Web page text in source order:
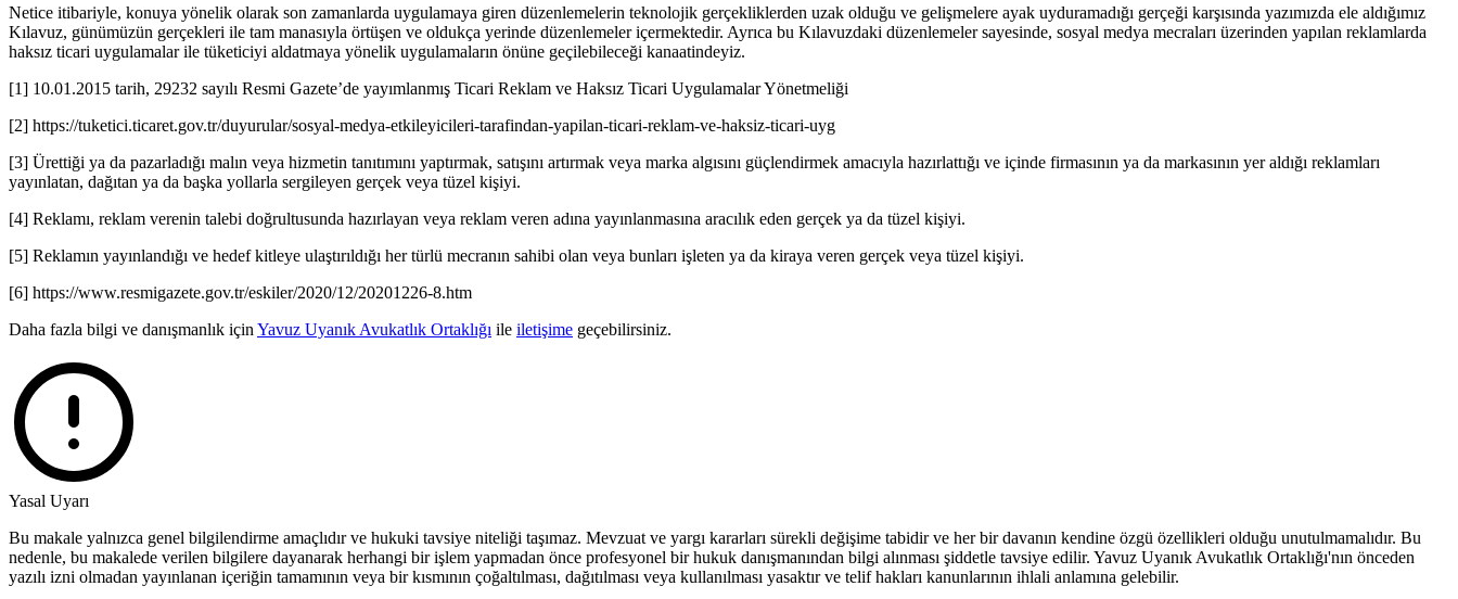
Netice itibariyle, konuya yönelik olarak son zamanlarda uygulamaya giren düzenlemelerin teknolojik gerçekliklerden uzak olduğu ve gelişmelere ayak uyduramadığı gerçeği karşısında yazımızda ele aldığımız
Kılavuz, günümüzün gerçekleri ile tam manasıyla örtüşen ve oldukça yerinde düzenlemeler içermektedir. Ayrıca bu Kılavuzdaki düzenlemeler sayesinde, sosyal medya mecraları üzerinden yapılan reklamlarda
haksız ticari uygulamalar ile tüketiciyi aldatmaya yönelik uygulamaların önüne geçilebileceği kanaatindeyiz.
[1] 10.01.2015 tarih, 29232 sayılı Resmi Gazete’de yayımlanmış Ticari Reklam ve Haksız Ticari Uygulamalar Yönetmeliği
[2] https://tuketici.ticaret.gov.tr/duyurular/sosyal-medya-etkileyicileri-tarafindan-yapilan-ticari-reklam-ve-haksiz-ticari-uyg
[3] Ürettiği ya da pazarladığı malın veya hizmetin tanıtımını yaptırmak, satışını artırmak veya marka algısını güçlendirmek amacıyla hazırlattığı ve içinde firmasının ya da markasının yer aldığı reklamları
yayınlatan, dağıtan ya da başka yollarla sergileyen gerçek veya tüzel kişiyi.
[4] Reklamı, reklam verenin talebi doğrultusunda hazırlayan veya reklam veren adına yayınlanmasına aracılık eden gerçek ya da tüzel kişiyi.
[5] Reklamın yayınlandığı ve hedef kitleye ulaştırıldığı her türlü mecranın sahibi olan veya bunları işleten ya da kiraya veren gerçek veya tüzel kişiyi.
[6] https://www.resmigazete.gov.tr/eskiler/2020/12/20201226-8.htm
Daha fazla bilgi ve danışmanlık için Yavuz Uyanık Avukatlık Ortaklığı ile iletişime geçebilirsiniz.
Yasal Uyarı
Bu makale yalnızca genel bilgilendirme amaçlıdır ve hukuki tavsiye niteliği taşımaz. Mevzuat ve yargı kararları sürekli değişime tabidir ve her bir davanın kendine özgü özellikleri olduğu unutulmamalıdır. Bu
nedenle, bu makalede verilen bilgilere dayanarak herhangi bir işlem yapmadan önce profesyonel bir hukuk danışmanından bilgi alınması şiddetle tavsiye edilir. Yavuz Uyanık Avukatlık Ortaklığı'nın önceden
yazılı izni olmadan yayınlanan içeriğin tamamının veya bir kısmının çoğaltılması, dağıtılması veya kullanılması yasaktır ve telif hakları kanunlarının ihlali anlamına gelebilir.